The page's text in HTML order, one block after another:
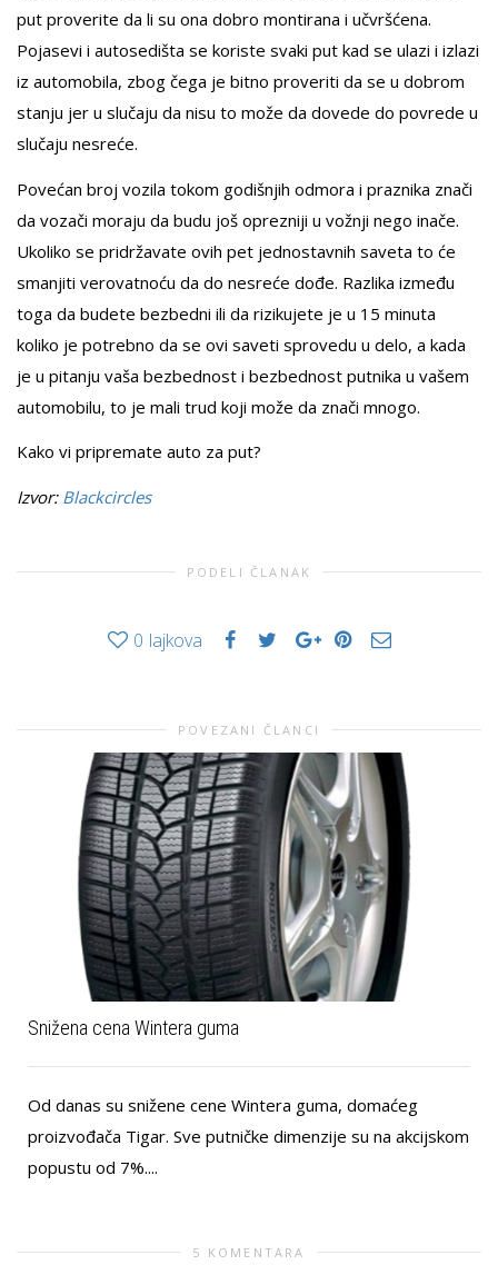
put proverite da li su ona dobro montirana i učvršćena.
Pojasevi i autosedišta se koriste svaki put kad se ulazi i izlazi
iz automobila, zbog čega je bitno proveriti da se u dobrom
stanju jer u slučaju da nisu to može da dovede do povrede u
slučaju nesreće.
Povećan broj vozila tokom godišnjih odmora i praznika znači
da vozači moraju da budu još oprezniji u vožnji nego inače.
Ukoliko se pridržavate ovih pet jednostavnih saveta to će
smanjiti verovatnoću da do nesreće dođe. Razlika između
toga da budete bezbedni ili da rizikujete je u 15 minuta
koliko je potrebno da se ovi saveti sprovedu u delo, a kada
je u pitanju vaša bezbednost i bezbednost putnika u vašem
automobilu, to je mali trud koji može da znači mnogo.
Kako vi pripremate auto za put?
Izvor: Blackcircles
PODELI ČLANAK
0 lajkova
POVEZANI ČLANCI
Snižena cena Wintera guma
Od danas su snižene cene Wintera guma, domaćeg
proizvođača Tigar. Sve putničke dimenzije su na akcijskom
popustu od 7%....
5 KOMENTARA